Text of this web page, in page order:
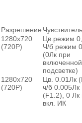
Разрешение
1280х720
(720P)
Цв.режим
Ч/б режим
(0Лк при
подсветке)
1280х720
(720P)
Цв. 0.01Лк
ч/б 0.005Лк
(F1.2), 0 Лк
вкл. ИК